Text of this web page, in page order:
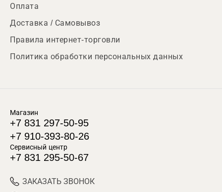
Оплата
Доставка / Самовывоз
Правила интернет-торговли
Политика обработки персональных данных
Магазин
+7 831 297-50-95
+7 910-393-80-26
Сервисный центр
+7 831 295-50-67
ЗАКАЗАТЬ ЗВОНОК